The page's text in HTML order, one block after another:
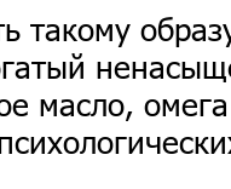
такому
масло,